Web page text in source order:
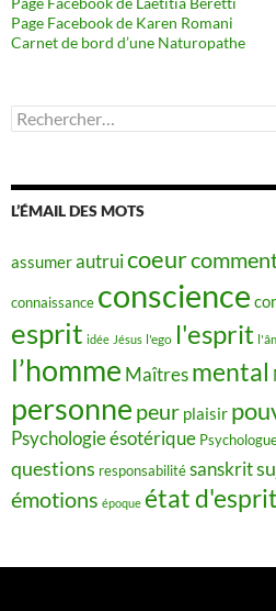
Page Facebook de Karen Romani
Carnet de bord d’une Naturopathe
Rechercher :
L’ÉMAIL DES MOTS
assumerautruicoeur
connaissance conscience
esprit idée Jésus l'ego l'esprit
l’homme Maîtres mental
personne peur plaisir
Psychologie ésotérique
questions responsabilitésanskrit
émotions époque état d'esprit